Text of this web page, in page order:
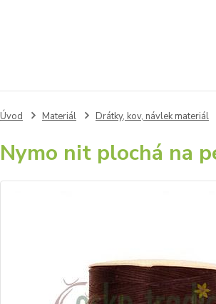
Úvod Materiál Drátky, kov, návlek materiál
Nymo nit plochá na